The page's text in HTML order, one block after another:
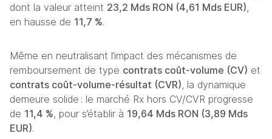
dont la valeur atteint 23,2 Mds RON (4,61 Mds EUR),
en hausse de 11,7 %.
Même en neutralisant l’impact des mécanismes de
remboursement de type contrats coût-volume (CV)
contrats coût-volume-résultat (CVR), la dynamique
demeure solide : le marché Rx hors CV/CVR progresse
de 11,4 %, pour s’établir à 19,64 Mds RON (3,89 Mds
EUR).